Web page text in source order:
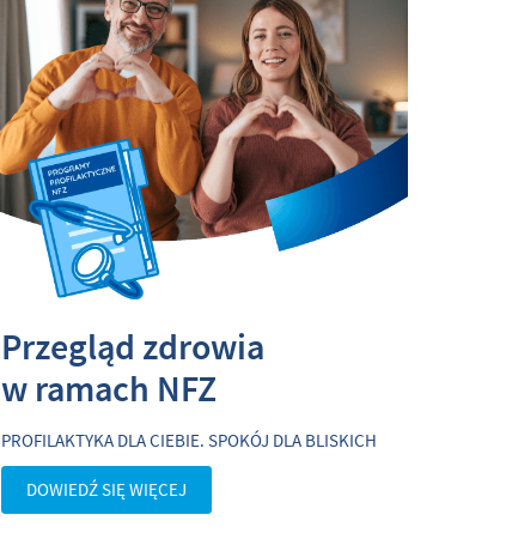
Przegląd zdrowia
w ramach NFZ
PROFILAKTYKA DLA CIEBIE. SPOKÓJ DLA BLISKICH
DOWIEDŹ SIĘ WIĘCEJ